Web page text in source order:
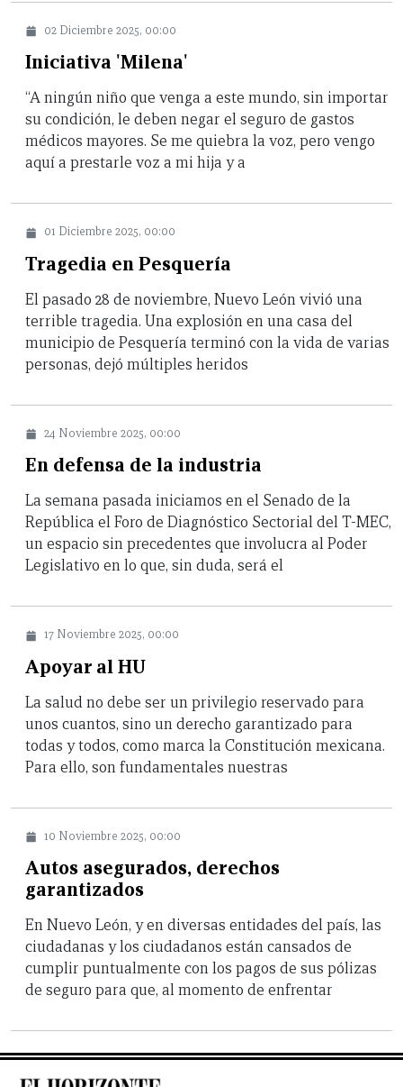
02 Diciembre 2025, 00:00
Iniciativa 'Milena'
“A ningún niño que venga a este mundo, sin importar
su condición, le deben negar el seguro de gastos
médicos mayores. Se me quiebra la voz, pero vengo
aquí a prestarle voz a mi hija y a
01 Diciembre 2025, 00:00
Tragedia en Pesquería
El pasado 28 de noviembre, Nuevo León vivió una
terrible tragedia. Una explosión en una casa del
municipio de Pesquería terminó con la vida de varias
personas, dejó múltiples heridos
24 Noviembre 2025, 00:00
En defensa de la industria
La semana pasada iniciamos en el Senado de la
República el Foro de Diagnóstico Sectorial del T-MEC,
un espacio sin precedentes que involucra al Poder
Legislativo en lo que, sin duda, será el
17 Noviembre 2025, 00:00
Apoyar al HU
La salud no debe ser un privilegio reservado para
unos cuantos, sino un derecho garantizado para
todas y todos, como marca la Constitución mexicana.
Para ello, son fundamentales nuestras
10 Noviembre 2025, 00:00
Autos asegurados, derechos
garantizados
En Nuevo León, y en diversas entidades del país, las
ciudadanas y los ciudadanos están cansados de
cumplir puntualmente con los pagos de sus pólizas
de seguro para que, al momento de enfrentar